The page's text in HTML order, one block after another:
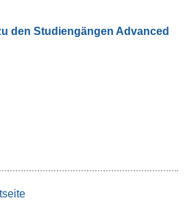
den Studiengängen Advanced